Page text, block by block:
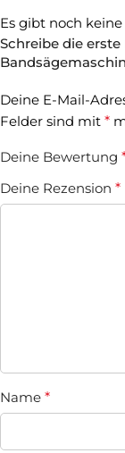
Es gibt noch
Schreibe die erste
Deine E-Mail-
Felder sind mit *
Deine Bewertung
Deine Rezension *
Name *